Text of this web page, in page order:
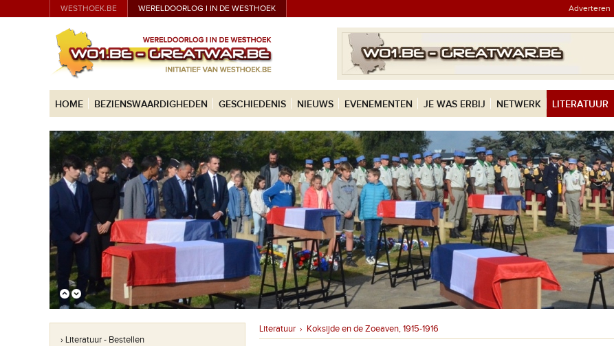
WESTHOEK.BE WERELDOORLOG I IN DE WESTHOEK Adverteren
HOME BEZIENSWAARDIGHEDEN GESCHIEDENIS NIEUWS EVENEMENTEN JE WAS ERBIJ NETWERK LITERATUUR
› Literatuur - Bestellen
Literatuur › Koksijde en de Zoeaven, 1915-1916